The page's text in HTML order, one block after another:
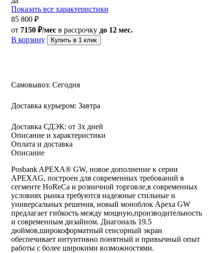
Показать все характеристики
85 800 ₽
от 7150 ₽/мес в рассрочку до 12 мес.
В корзину
Купить в 1 клик
Самовывоз: Сегодня
Доставка курьером: Завтра
Доставка СДЭК: от 3х дней
Описание и характеристики
Оплата и доставка
Описание
Posbank APEXA® GW, новое дополнение к серии
APEXAG, построен для современных требований в
сегменте HoReCa и розничной торговле,в современных
условиях рынка требуются надежные стильные и
универсальных решения, новый моноблок Apexa GW
предлагает гибкость между мощную,производительность
и современным дизайном. Диагональ 19.5
дюймов,широкоформатный сенсорный экран
обеспечивает интуитивно понятный и привычный опыт
работы с более широкими возможностями.